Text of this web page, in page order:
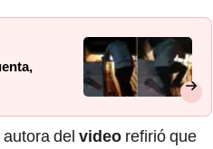
del video refirió que